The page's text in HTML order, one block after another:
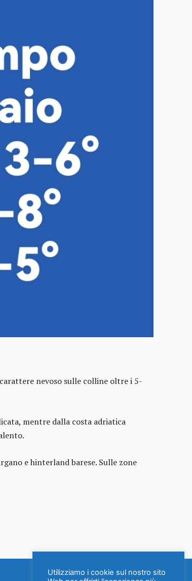
nevoso sulle colline oltre i 5-
mentre dalla costa adriatica
e hinterland barese. Sulle zone
Utilizziamo i cookie sul nostro sito